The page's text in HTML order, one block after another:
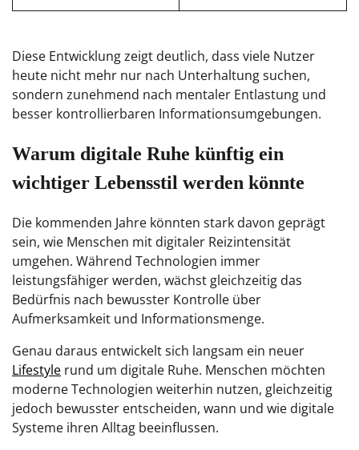
Diese Entwicklung zeigt deutlich, dass viele Nutzer
heute nicht mehr nur nach Unterhaltung suchen,
sondern zunehmend nach mentaler Entlastung und
besser kontrollierbaren Informationsumgebungen.
Warum digitale Ruhe künftig ein
wichtiger Lebensstil werden könnte
Die kommenden Jahre könnten stark davon geprägt
sein, wie Menschen mit digitaler Reizintensität
umgehen. Während Technologien immer
leistungsfähiger werden, wächst gleichzeitig das
Bedürfnis nach bewusster Kontrolle über
Aufmerksamkeit und Informationsmenge.
Genau daraus entwickelt sich langsam ein neuer
Lifestyle rund um digitale Ruhe. Menschen möchten
moderne Technologien weiterhin nutzen, gleichzeitig
jedoch bewusster entscheiden, wann und wie digitale
Systeme ihren Alltag beeinflussen.